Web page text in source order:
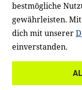
Newsletter
Facebook
bestmögliche
gewährleisten.
dich mit unserer
einverstanden.